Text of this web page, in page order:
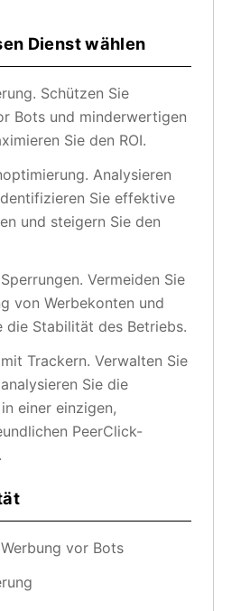
Dienst wählen
Schützen Sie
Bots und minderwertigen
Sie den ROI.
Analysieren
Sie effektive
und steigern Sie den
Vermeiden Sie
von Werbekonten und
die Stabilität des Betriebs.
Trackern. Verwalten Sie
Sie die
einer einzigen,
PeerClick-
vor Bots